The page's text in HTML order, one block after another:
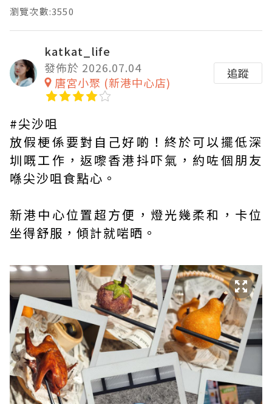
瀏覽次數:3550
katkat_life
發佈於 2026.07.04
唐宮小聚 (新港中心店)
追蹤
#尖沙咀
放假梗係要對自己好啲！終於可以擺低深
圳嘅工作，返嚟香港抖吓氣，約咗個朋友
喺尖沙咀食點心。
新港中心位置超方便，燈光幾柔和，卡位
坐得舒服，傾計就啱晒。